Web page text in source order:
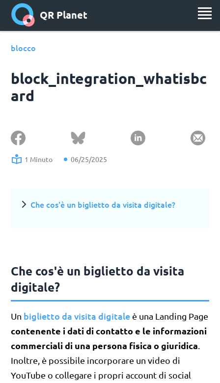
QR Planet
blocco
block_integration_whatisbc
ard
1 Minuto 06/25/2025
Che cos'è un biglietto da visita digitale?
Che cos'è un biglietto da visita
digitale?
Un biglietto da visita digitale è una Landing Page
contenente i dati di contatto e le informazioni
commerciali di una persona fisica o giuridica
Inoltre, è possibile incorporare un video di
YouTube o collegare i propri account di social